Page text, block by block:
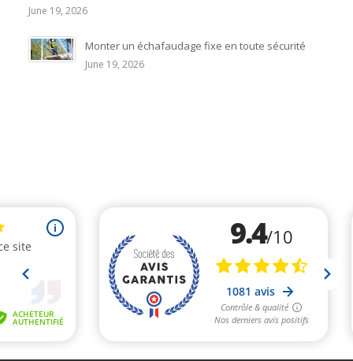
June 19, 2026
Monter un échafaudage fixe en toute sécurité
June 19, 2026